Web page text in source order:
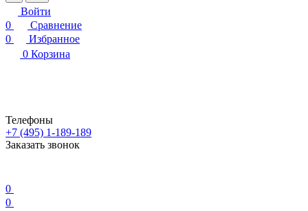
Войти
0
Сравнение
0
Избранное
0 Корзина
Телефоны
+7 (495) 1-189-189
Заказать звонок
0
0